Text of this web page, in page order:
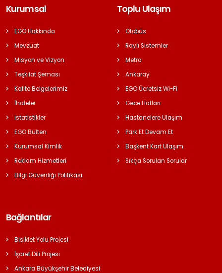
Kurumsal
EGO Hakkında
Mevzuat
Misyon ve Vizyon
Teşkilat Şeması
Kalite Belgelerimiz
İhaleler
İstatistikler
EGO Bülten
Kurumsal Kimlik
Reklam Hizmetleri
Bilgi Güvenliği Politikası
Toplu Ulaşım
Otobüs
Raylı Sistemler
Metro
Ankaray
EGO Ücretsiz Wi-Fi
Gece Hatları
Hastanelere Ulaşım
Park Et Devam Et
Başkent Kart Ulaşım
Sıkça Sorulan Sorular
Bağlantılar
Bisiklet Yolu Projesi
İşaret Dili Projesi
Ankara Büyükşehir Belediyesi